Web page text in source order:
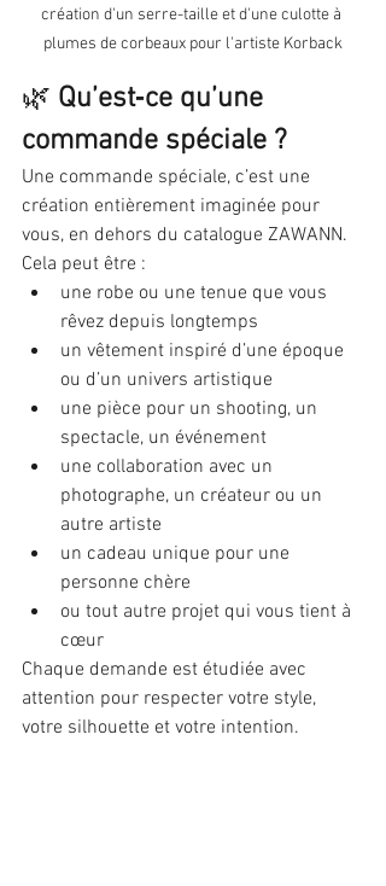
création d'un serre-taille et d'une culotte à
plumes de corbeaux pour l'artiste Korback
🌿 Qu’est‑ce qu’une
commande spéciale ?
Une commande spéciale, c’est une
création entièrement imaginée pour
vous, en dehors du catalogue ZAWANN.
Cela peut être :
une robe ou une tenue que vous
rêvez depuis longtemps
un vêtement inspiré d’une époque
ou d’un univers artistique
une pièce pour un shooting, un
spectacle, un événement
une collaboration avec un
photographe, un créateur ou un
autre artiste
un cadeau unique pour une
personne chère
ou tout autre projet qui vous tient à
cœur
Chaque demande est étudiée avec
attention pour respecter votre style,
votre silhouette et votre intention.